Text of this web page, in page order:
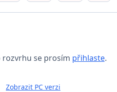
se prosím přihlaste.
Zobrazit PC verzi